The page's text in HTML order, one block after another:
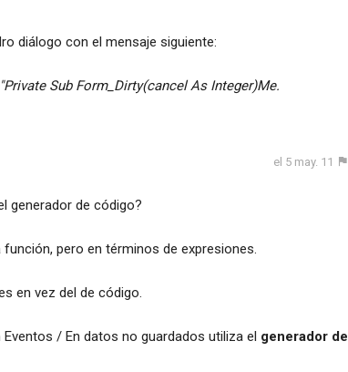
diálogo con el mensaje siguiente:
Sub Form_Dirty(cancel As Integer)Me.
el 5 may. 11
generador de código?
pero en términos de expresiones.
en vez del de código.
/ En datos no guardados utiliza el generador de